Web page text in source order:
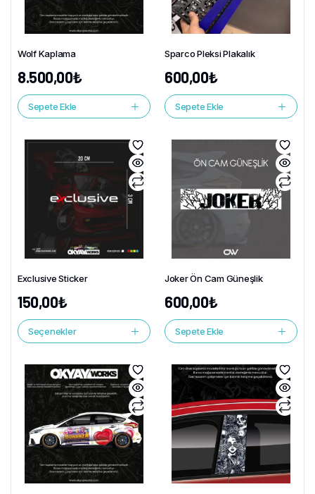
Wolf Kaplama
8.500,00₺
Sepete Ekle
Sparco Pleksi Plakalık
600,00₺
Sepete Ekle
Exclusive Sticker
150,00₺
Seçenekler
Joker Ön Cam Güneşlik
600,00₺
Sepete Ekle